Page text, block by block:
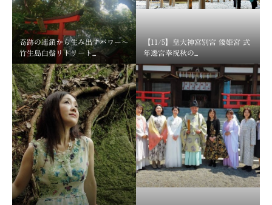
奇跡の連鎖から生み出すパワー～
竹生島白鬚リトリート...
【11/5】皇大神宮別宮 倭姫宮 式
年遷宮奉祝秋の...